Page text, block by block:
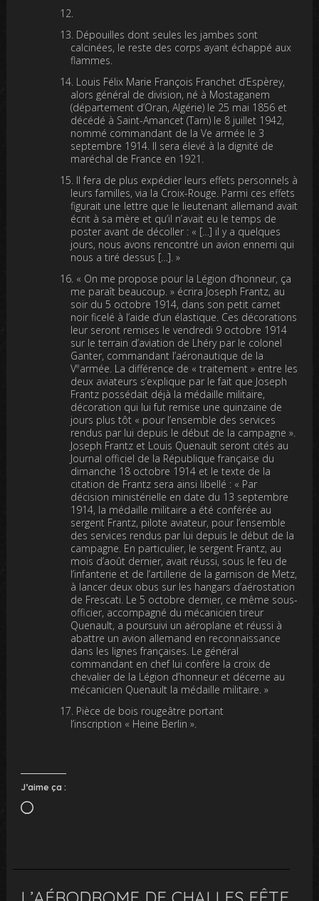
Dépouilles dont seules les jambes sont
calcinées, le reste des corps ayant échappé aux
flammes.
Louis Félix Marie François Franchet d’Espèrey,
alors général de division, né à Mostaganem
(département d’Oran, Algérie) le 25 mai 1856 et
décédé à Saint-Amancet (Tarn) le 8 juillet 1942,
nommé commandant de la Ve armée le 3
septembre 1914. Il sera élevé à la dignité de
maréchal de France en 1921.
Il fera de plus expédier leurs effets personnels à
leurs familles, via la Croix-Rouge. Parmi ces effets
figurait une lettre que le lieutenant allemand avait
écrit à sa mère et qu’il n’avait eu le temps de
poster avant de décoller : « […] il y a quelques
jours, nous avons rencontré un avion ennemi qui
nous a tiré dessus […]. »
« On me propose pour la Légion d’honneur, ça
me paraît beaucoup. » écrira Joseph Frantz, au
soir du 5 octobre 1914, dans son petit carnet
noir ficelé à l’aide d’un élastique. Ces décorations
leur seront remises le vendredi 9 octobre 1914
sur le terrain d’aviation de Lhéry par le colonel
Ganter, commandant l’aéronautique de la
Vearmée. La différence de « traitement » entre les
deux aviateurs s’explique par le fait que Joseph
Frantz possédait déjà la médaille militaire,
décoration qui lui fut remise une quinzaine de
jours plus tôt « pour l’ensemble des services
rendus par lui depuis le début de la campagne ».
Joseph Frantz et Louis Quenault seront cités au
Journal officiel de la République française du
dimanche 18 octobre 1914 et le texte de la
citation de Frantz sera ainsi libellé : « Par
décision ministérielle en date du 13 septembre
1914, la médaille militaire a été conférée au
sergent Frantz, pilote aviateur, pour l’ensemble
des services rendus par lui depuis le début de la
campagne. En particulier, le sergent Frantz, au
mois d’août dernier, avait réussi, sous le feu de
l’infanterie et de l’artillerie de la garnison de Metz,
à lancer deux obus sur les hangars d’aérostation
de Frescati. Le 5 octobre dernier, ce même sous-
officier, accompagné du mécanicien tireur
Quenault, a poursuivi un aéroplane et réussi à
abattre un avion allemand en reconnaissance
dans les lignes françaises. Le général
commandant en chef lui confère la croix de
chevalier de la Légion d’honneur et décerne au
mécanicien Quenault la médaille militaire. »
Pièce de bois rougeâtre portant
l’inscription « Heine Berlin ».
J’aime ça :
Chargement…